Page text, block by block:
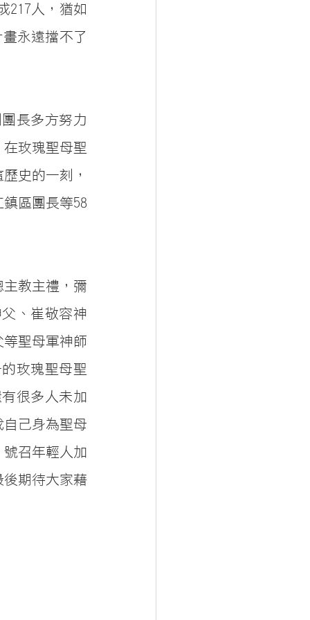
217人，猶如
永遠擋不了
長多方努力
玫瑰聖母聖
史的一刻，
區團長等58
教主禮，彌
、崔敬容神
聖母軍神師
玫瑰聖母聖
很多人未加
己身為聖母
召年輕人加
後期待大家藉